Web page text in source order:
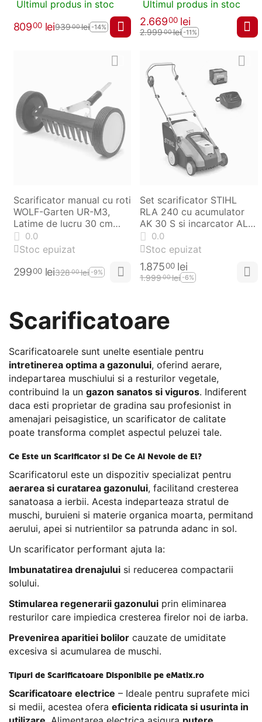
Scarificatoare
Scarificatoarele sunt unelte esentiale pentru
intretinerea optima a gazonului, oferind aerare,
indepartarea muschiului si a resturilor vegetale,
contribuind la un gazon sanatos si viguros. Indiferent
daca esti proprietar de gradina sau profesionist in
amenajari peisagistice, un scarificator de calitate
poate transforma complet aspectul peluzei tale.
Ce Este un Scarificator si De Ce Ai Nevoie de El?
Scarificatorul este un dispozitiv specializat pentru
aerarea si curatarea gazonului, facilitand cresterea
sanatoasa a ierbii. Acesta indeparteaza stratul de
muschi, buruieni si materie organica moarta, permitand
aerului, apei si nutrientilor sa patrunda adanc in sol.
Un scarificator performant ajuta la:
Imbunatatirea drenajului si reducerea compactarii
solului.
Stimularea regenerarii gazonului prin eliminarea
resturilor care impiedica cresterea firelor noi de iarba.
Prevenirea aparitiei bolilor cauzate de umiditate
excesiva si acumularea de muschi.
Tipuri de Scarificatoare Disponibile pe eMatix.ro
Scarificatoare electrice – Ideale pentru suprafete mici
si medii, acestea ofera eficienta ridicata si usurinta in
Ultimul produs in stoc
80900 lei93900lei -14%
Ultimul produs in stoc
2.66900 lei
2.99900lei -11%
Scarificator manual cu roti
WOLF-Garten UR-M3,
Latime de lucru 30 cm
(71AAA036650)
0.0
Stoc epuizat
29900 lei32800lei -9%
Set scarificator STIHL
RLA 240 cu acumulator
AK 30 S si incarcator AL
1010.0
Stoc epuizat
1.87500 lei
1.99900lei -6%